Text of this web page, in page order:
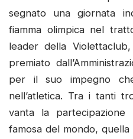
segnato una giornata
fiamma olimpica nel
leader della
premiato
per il suo impegno
nell’atletica. Tra i tanti
vanta la
famosa del mondo,